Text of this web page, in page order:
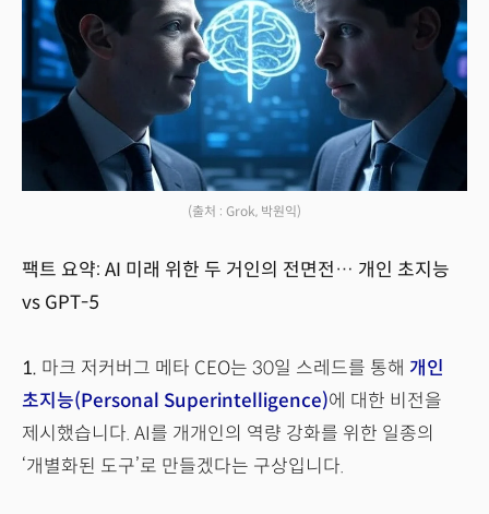
(출처 : Grok, 박원익)
팩트 요약: AI 미래 위한 두 거인의 전면전… 개인 초지능
vs GPT-5
1. 마크 저커버그 메타 CEO는 30일 스레드를 통해 개인
초지능(Personal Superintelligence)에 대한 비전을
제시했습니다. AI를 개개인의 역량 강화를 위한 일종의
‘개별화된 도구’로 만들겠다는 구상입니다.